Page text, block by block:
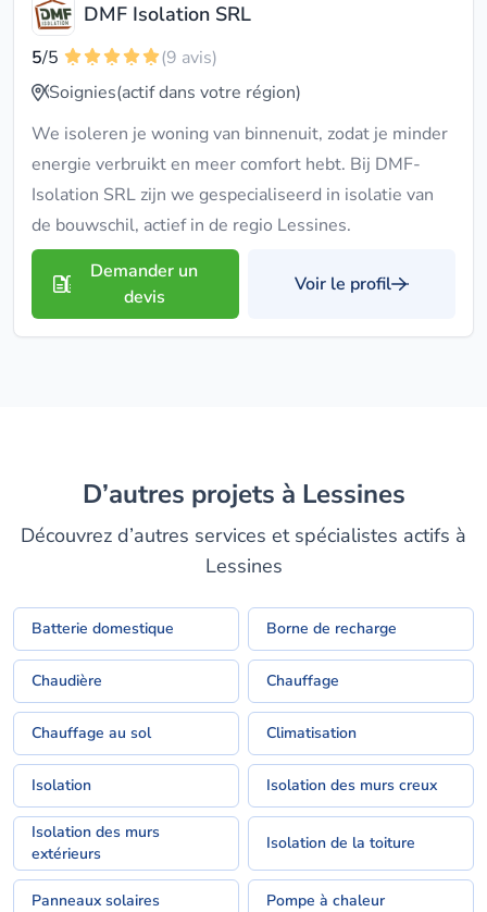
DMF Isolation SRL
5/5
(9 avis)
Soignies(actif dans votre région)
We isoleren je woning van binnenuit, zodat je minder
energie verbruikt en meer comfort hebt. Bij DMF-
Isolation SRL zijn we gespecialiseerd in isolatie van
de bouwschil, actief in de regio Lessines.
Demander un
devis
Voir le profil
D’autres projets à Lessines
Découvrez d’autres services et spécialistes actifs à
Lessines
Batterie domestique Borne de recharge
Chaudière Chauffage
Chauffage au sol Climatisation
Isolation Isolation des murs creux
Isolation des murs
extérieurs
Isolation de la toiture
Panneaux solaires Pompe à chaleur